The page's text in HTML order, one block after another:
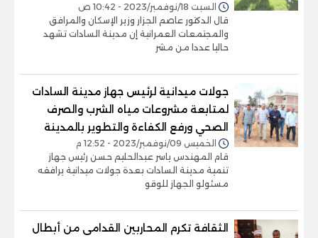
السبت 18/نوفمبر/2023 - 10:42 ص
قال الدكتور عاصم الجزار وزير الإسكان والمرافق
والمجتمعات العمرانية إن مدينة السادات تشهد
حاليا عددا من مشر
جولات ميدانية لرئيس جهاز مدينة السادات
لمتابعة مشروعات مياه الشرب والصرف
الصحي ورفع الكفاءة والتطوير بالمدينة
الخميس 09/نوفمبر/2023 - 12:52 م
قام المهندس ياسر عبدالحليم حسن رئيس جهاز
تنمية مدينة السادات بعدة جولات ميدانية يرافقه
مسئولو الجهاز للوقو
الثقافة تكرم المحاربين القدامى من أبطال